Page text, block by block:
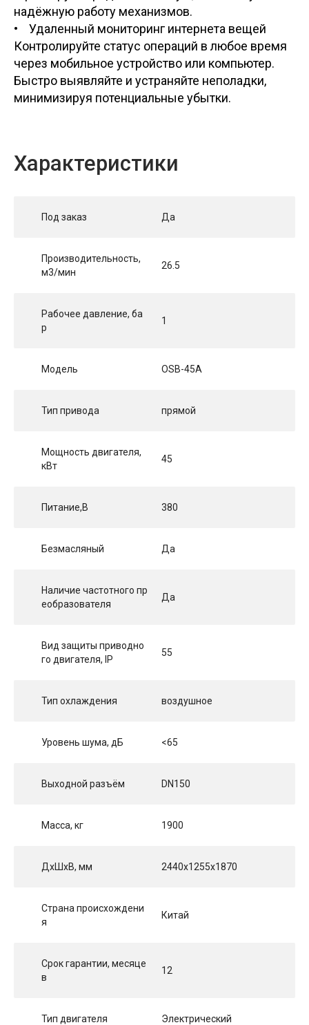
надёжную работу механизмов.
• Удаленный мониторинг интернета вещей
Контролируйте статус операций в любое время
через мобильное устройство или компьютер.
Быстро выявляйте и устраняйте неполадки,
минимизируя потенциальные убытки.
Характеристики
Под заказ Да
Производительность,
м3/мин
26.5
Рабочее давление, ба
р
1
Модель OSB-45A
Тип привода прямой
Мощность двигателя,
кВт
45
Питание,В 380
Безмасляный Да
Наличие частотного пр
еобразователя
Да
Вид защиты приводно
го двигателя, IP
55
Тип охлаждения воздушное
Уровень шума, дБ <65
Выходной разъём DN150
Масса, кг 1900
ДхШхВ, мм 2440x1255x1870
Страна происхождени
я
Китай
Срок гарантии, месяце
в
12
Тип двигателя Электрический